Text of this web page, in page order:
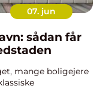
07. jun
sådan får
mange boligejere